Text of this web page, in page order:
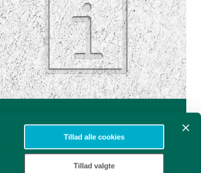
Tillad alle cookies
Tillad valgte
Poradnik